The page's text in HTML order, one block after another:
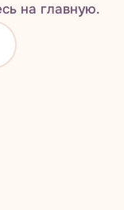
на главную.